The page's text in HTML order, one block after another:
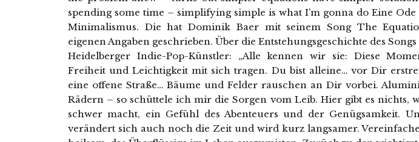
spending some time – simplifying simple is what I’m gonna do Eine
Minimalismus. Die hat Dominik Baer mit seinem Song The
eigenen Angaben geschrieben. Über die Entstehungsgeschichte des Songs
Heidelberger Indie-Pop-Künstler: „Alle kennen wir sie: Diese
Freiheit und Leichtigkeit mit sich tragen. Du bist alleine… vor Dir
eine offene Straße… Bäume und Felder rauschen an Dir vorbei.
Rädern – so schüttele ich mir die Sorgen vom Leib. Hier gibt es nichts,
schwer macht, ein Gefühl des Abenteuers und der Genügsamkeit.
verändert sich auch noch die Zeit und wird kurz langsamer.